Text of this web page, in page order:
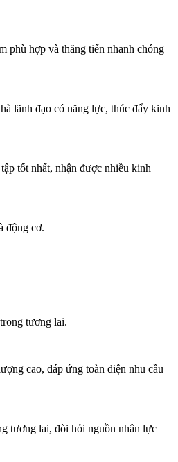
phù hợp và thăng tiến nhanh chóng
lãnh đạo có năng lực, thúc đẩy kinh
tốt nhất, nhận được nhiều kinh
động cơ.
tương lai.
cao, đáp ứng toàn diện nhu cầu
tương lai, đòi hỏi nguồn nhân lực